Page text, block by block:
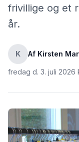
frivillige og et
år.
K Af Kirsten
fredag d. 3. juli 2026